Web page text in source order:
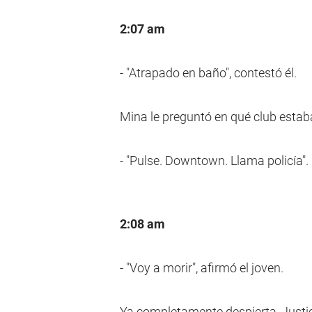
2:07 am
- "Atrapado en baño", contestó él.
Mina le preguntó en qué club
- "Pulse. Downtown. Llama policía".
2:08 am
- "Voy a morir", afirmó el joven.